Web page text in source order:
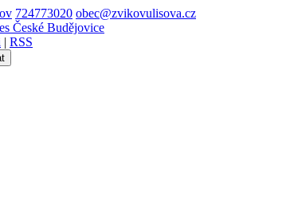
724773020 obec@zvikovulisova.cz
České Budějovice
| RSS